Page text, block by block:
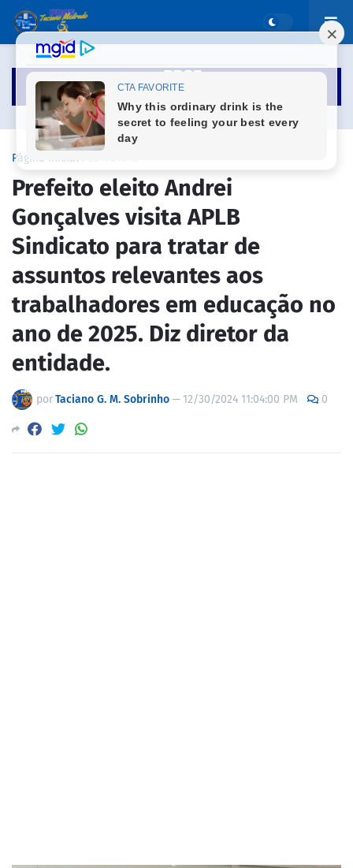
Página inicial
Prefeito eleito Andrei
Gonçalves visita APLB
Sindicato para tratar de
assuntos relevantes aos
trabalhadores em educação no
ano de 2025. Diz diretor da
entidade.
porTaciano G. M. Sobrinho— 12/30/2024 11:04:00 PM 0